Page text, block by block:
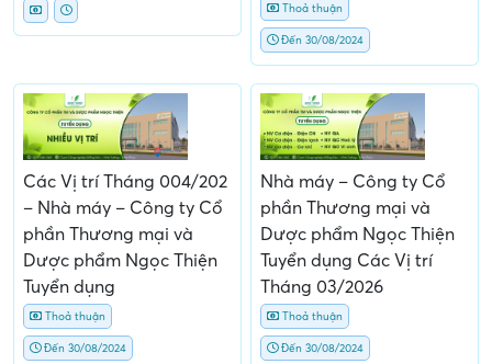
Thoả thuận
Đến 30/08/2024
Các Vị trí Tháng 004/202
– Nhà máy – Công ty Cổ
phần Thương mại và
Dược phẩm Ngọc Thiện
Tuyển dụng
Thoả thuận
Đến 30/08/2024
Nhà máy – Công ty Cổ
phần Thương mại và
Dược phẩm Ngọc Thiện
Tuyển dụng Các Vị trí
Tháng 03/2026
Thoả thuận
Đến 30/08/2024